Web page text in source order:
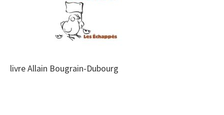
livre Allain Bougrain-Dubourg